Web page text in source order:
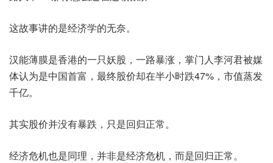
这故事讲的是经济学的无奈。
汉能薄膜是香港的一只妖股，一路暴涨，掌门人李河君被媒
体认为是中国首富，最终股价却在半小时跌47%，市值蒸发
千亿。
其实股价并没有暴跌，只是回归正常。
经济危机也是同理，并非是经济危机，而是回归正常。